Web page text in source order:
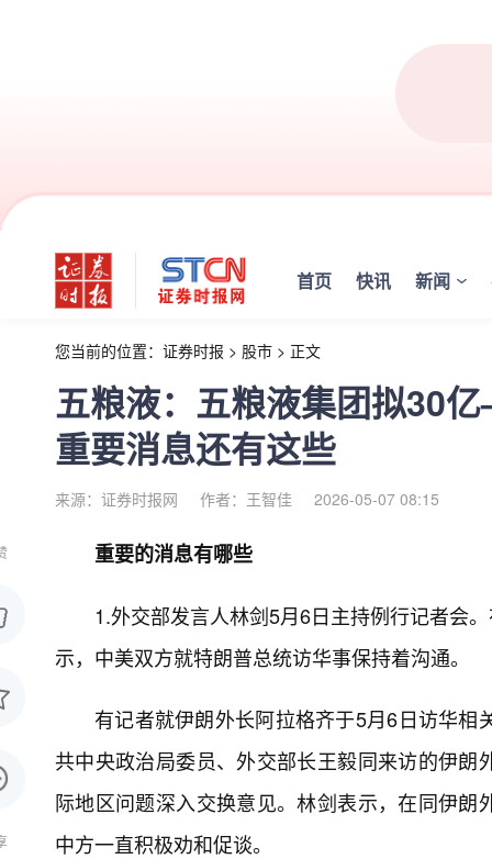
首页 快讯 新闻
您当前的位置： 证券时报 > 股市 > 正文
五粮液：五粮液集团拟30
重要消息还有这些
来源：证券时报网 作者：王智佳 2026-05-07 08:15
重要的消息有哪些
1.外交部发言人林剑5月6日主持例行记者会
示，中美双方就特朗普总统访华事保持着沟通。
有记者就伊朗外长阿拉格齐于5月6日访华
共中央政治局委员、外交部长王毅同来访的伊
际地区问题深入交换意见。林剑表示，在同伊
中方一直积极劝和促谈。